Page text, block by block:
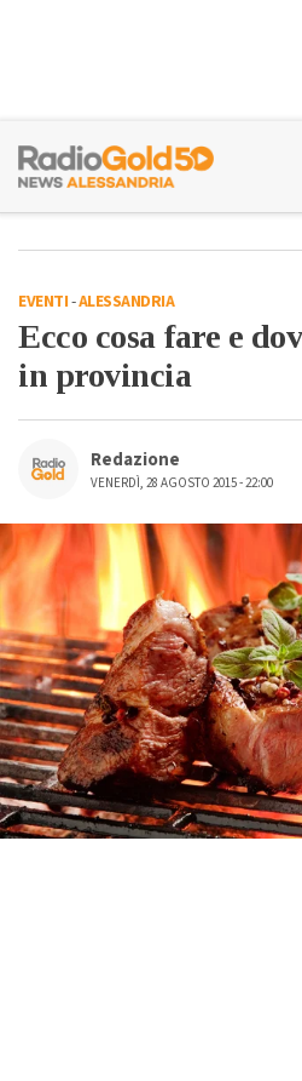
EVENTI-ALESSANDRIA
Ecco cosa fare e
in provincia
Redazione
VENERDÌ, 28 AGOSTO 2015 - 22:00